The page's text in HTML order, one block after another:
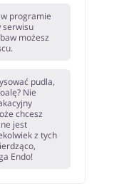
w programie
serwisu
możesz
pudla,
Nie
chcesz
jest
z tych
Endo!